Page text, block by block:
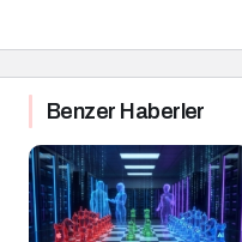
Benzer Haberler